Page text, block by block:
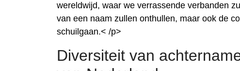
wereldwijd, waar we verrassende verbanden
van een naam zullen onthullen, maar ook de
schuilgaan.< /p>
Diversiteit van